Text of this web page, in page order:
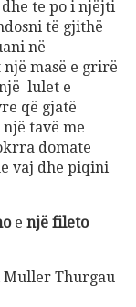
te po i njëjti
të gjithë
në
masë e grirë
lulet e
që gjatë
tavë me
domate
vaj dhe piqini
e një fileto
Muller Thurgau